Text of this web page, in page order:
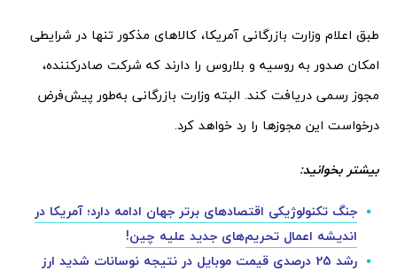
طبق اعلام وزارت بازرگانی آمریکا، کالاهای مذکور تنها در شرایطی
امکان صدور به روسیه و بلاروس را دارند که شرکت صادرکننده،
مجوز رسمی دریافت کند. البته وزارت بازرگانی به‌طور پیش‌فرض
درخواست این مجوزها را رد خواهد کرد.
بیشتر بخوانید:
جنگ تکنولوژیکی اقتصادهای برتر جهان ادامه دارد؛ آمریکا در
اندیشه اعمال تحریم‌های جدید علیه چین!
رشد 25 درصدی قیمت موبایل در نتیجه نوسانات شدید ارز